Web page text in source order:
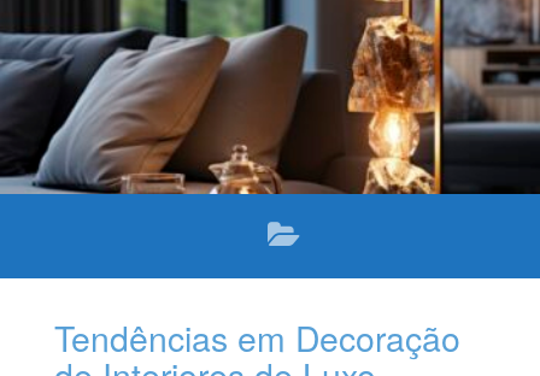
Tendências em Decoração